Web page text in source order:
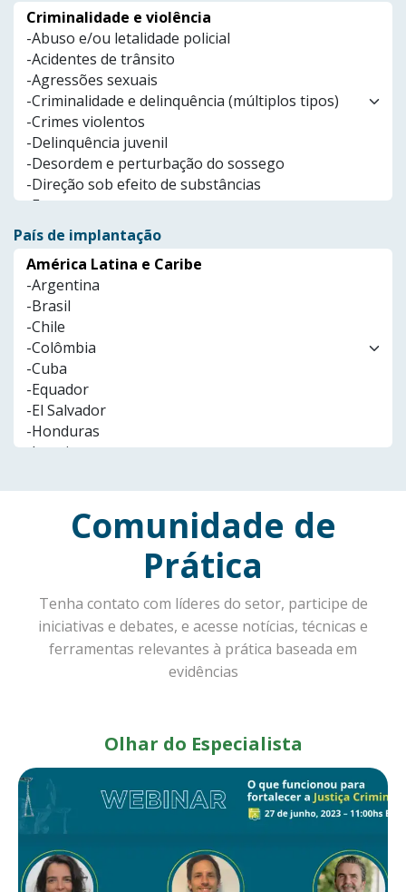
País de implantação
Comunidade de
Prática
Tenha contato com líderes do setor, participe de
iniciativas e debates, e acesse notícias, técnicas e
ferramentas relevantes à prática baseada em
evidências
Olhar do Especialista